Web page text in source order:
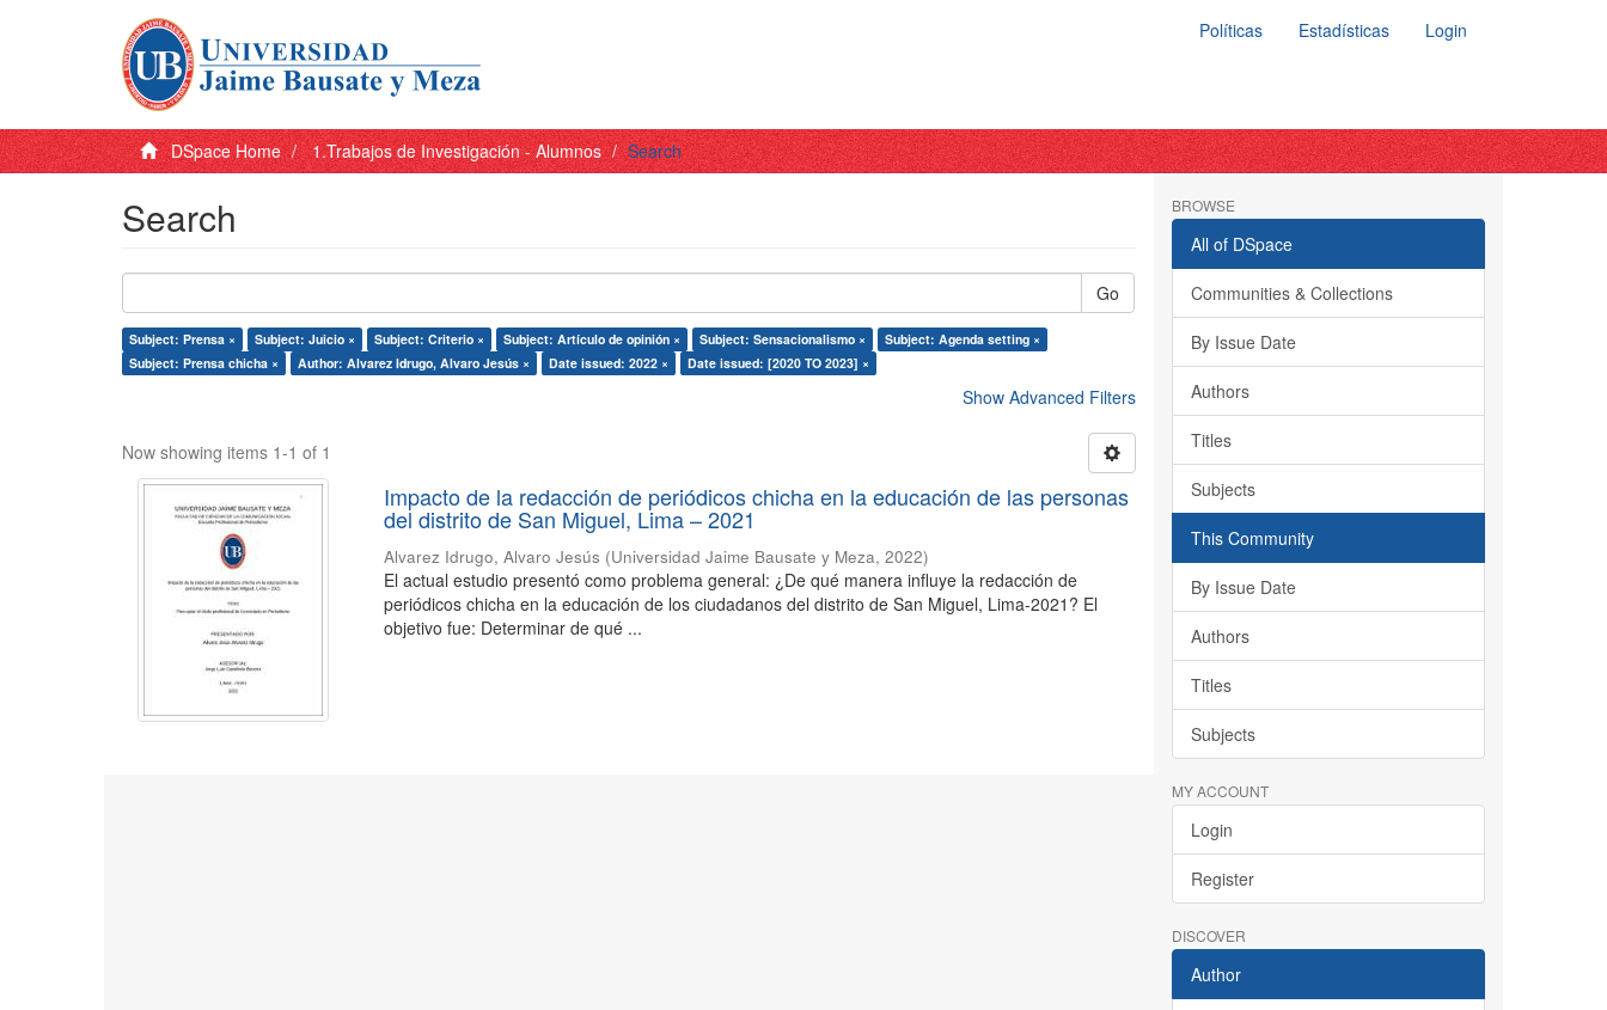
Políticas Estadísticas Login
DSpace Home 1.Trabajos de Investigación - Alumnos Search
Search
Go
Subject: Prensa × Subject: Juicio × Subject: Criterio × Subject: Artículo de opinión × Subject: Sensacionalismo ×
Subject: Agenda setting ×
Subject: Prensa chicha ×
Author: Alvarez Idrugo, Alvaro Jesús × Date issued: 2022 × Date issued: [2020 TO 2023] ×
Show Advanced Filters
Now showing items 1-1 of 1
Impacto de la redacción de periódicos chicha en la educación de las personas
del distrito de San Miguel, Lima – 2021
Alvarez Idrugo, Alvaro Jesús (Universidad Jaime Bausate y Meza,2022)
El actual estudio presentó como problema general: ¿De qué manera influye la redacción de
periódicos chicha en la educación de los ciudadanos del distrito de San Miguel, Lima-2021? El
objetivo fue: Determinar de qué ...
BROWSE
All of DSpace
Communities & Collections
By Issue Date
Authors
Titles
Subjects
This Community
By Issue Date
Authors
Titles
Subjects
MY ACCOUNT
Login
Register
DISCOVER
Author